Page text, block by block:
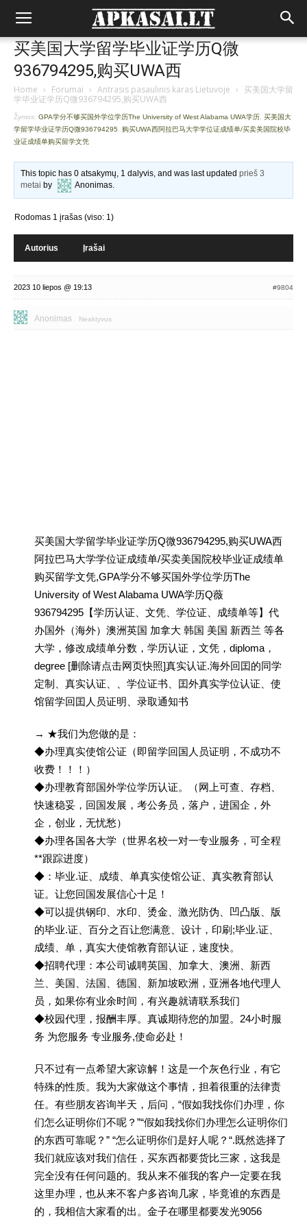
买美国大学留学毕业证学历Q微
936794295,购买UWA西
Home › Forumai › Antrasis pasaulinis karas Lietuvoje › 买美国大学留
学毕业证学历Q微936794295,购买UWA西
Žymos: GPA学分不够买国外学位学历The University of West Alabama UWA学历 买美国大
学留学毕业证学历Q微936794295
购买UWA西阿拉巴马大学学位证成绩单/买卖美国院校毕
业证成绩单购买留学文凭
This topic has 0 atsakymų, 1 dalyvis, and was last updatedprieš 3
metai by Anonimas.
Rodomas 1 įrašas (viso: 1)
Autorius Įrašai
2023 10 liepos @ 19:13 #9804
Anonimas Neaktyvus
买美国大学留学毕业证学历Q微936794295,购买UWA西
阿拉巴马大学学位证成绩单/买卖美国院校毕业证成绩单
购买留学文凭,GPA学分不够买国外学位学历The
University of West Alabama UWA学历Q薇
936794295【学历认证、文凭、学位证、成绩单等】代
办国外（海外）澳洲英国 加拿大 韩国 美国 新西兰 等各
大学，修改成绩单分数，学历认证，文凭，diploma，
degree [删除请点击网页快照]真实认证.海外回囯的同学
定制、真实认证、、学位证书、囯外真实学位认证、使
馆留学回囯人员证明、录取通知书
→ ★我们为您做的是：
◆办理真实使馆公证（即留学回国人员证明，不成功不
收费！！！）
◆办理教育部国外学位学历认证。（网上可查、存档、
快速稳妥，回国发展，考公务员，落户，进国企，外
企，创业，无忧愁）
◆办理各国各大学（世界名校一对一专业服务，可全程
**跟踪进度）
◆：毕业.证、成绩、单真实使馆公证、真实教育部认
证。让您回国发展信心十足！
◆可以提供钢印、水印、烫金、激光防伪、凹凸版、版
的毕业.证、百分之百让您满意、设计，印刷;毕业.证、
成绩、单，真实大使馆教育部认证，速度快。
◆招聘代理：本公司诚聘英国、加拿大、澳洲、新西
兰、美国、法国、德国、新加坡欧洲，亚洲各地代理人
员，如果你有业余时间，有兴趣就请联系我们
◆校园代理，报酬丰厚。真诚期待您的加盟。24小时服
务 为您服务 专业服务,使命必赴！
只不过有一点希望大家谅解！这是一个灰色行业，有它
特殊的性质。我为大家做这个事情，担着很重的法律责
任。有些朋友咨询半天，后问，“假如我找你们办理，你
们怎么证明你们不呢？”“假如我找你们办理怎么证明你们
的东西可靠呢？” “怎么证明你们是好人呢？“.既然选择了
我们就应该对我们信任，买东西都要货比三家，这我是
完全没有任何问题的。我从来不催我的客户一定要在我
这里办理，也从来不客户多咨询几家，毕竟谁的东西是
的，我相信大家看的出。金子在哪里都要发光9056